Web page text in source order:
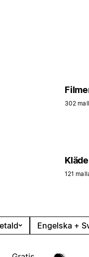
302
121
Engelska +